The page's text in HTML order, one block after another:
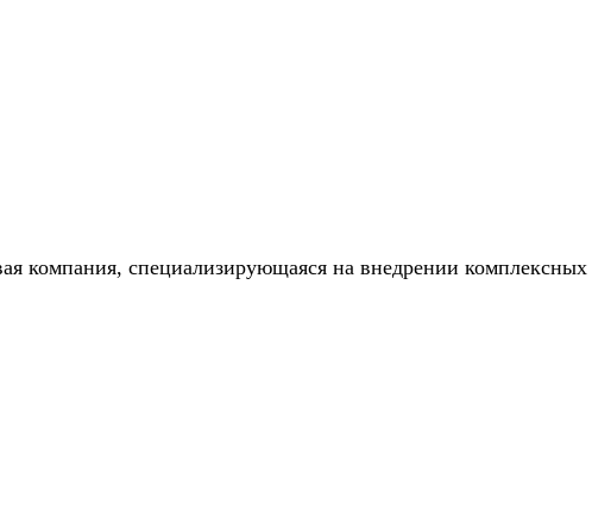
компания, специализирующаяся на внедрении